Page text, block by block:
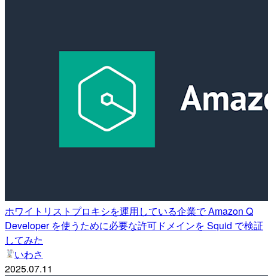
ホワイトリストプロキシを運用している企業で Amazon Q
Developer を使うために必要な許可ドメインを Squid で検証
してみた
いわさ
2025.07.11